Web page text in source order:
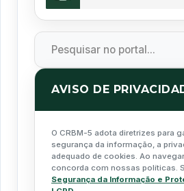
AVISO DE
O CRBM-5 adota diretrizes para
segurança da informação, a
adequado de cookies. Ao
concorda com nossas políticas.
Segurança da Informação e